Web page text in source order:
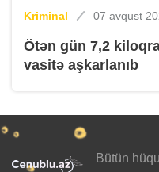
Kriminal 07 avqust
Ötən gün 7,2
vasitə aşkarlanıb
Bütün